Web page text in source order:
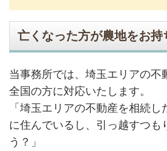
亡くなった方が農地をお持
当事務所では、埼玉エリアの不
全国の方に対応いたします。
「埼玉エリアの不動産を相続
に住んでいるし、引っ越すつ
う？」